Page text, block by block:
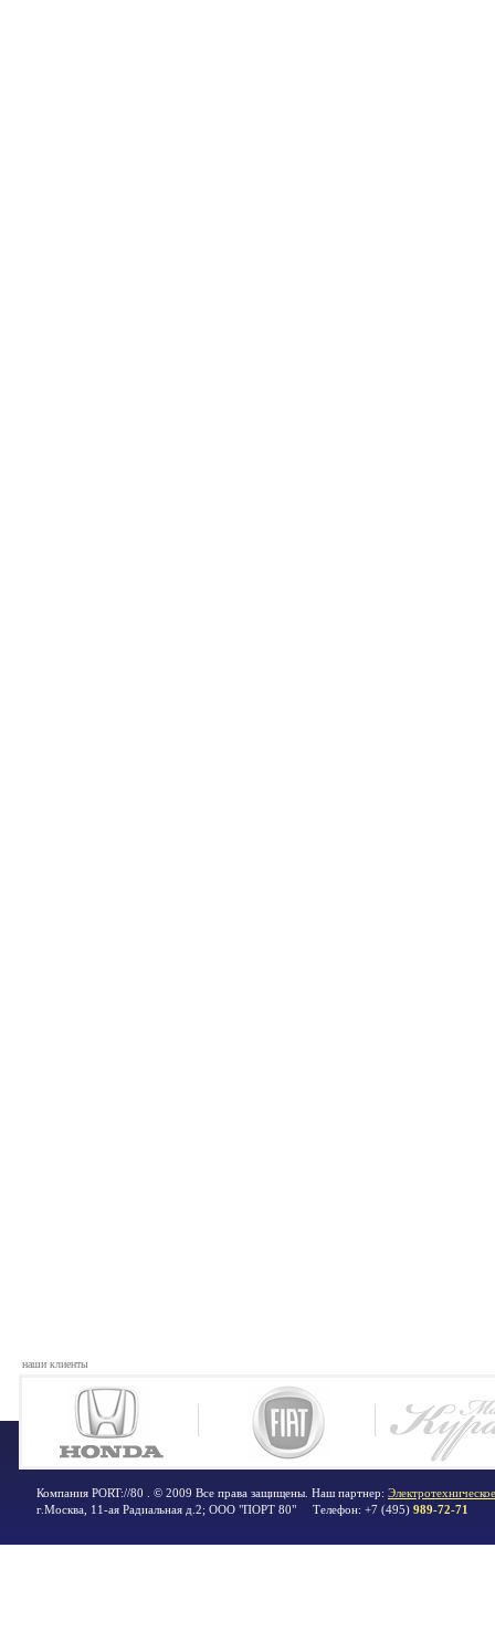
наши клиенты
Компания PORT://80 . © 2009 Все права защищены. Наш партнер:
г.Москва 11-ая Радиальная д.2; ООО "ПОРТ 80" Телефон: +7 (495) 989-72-71